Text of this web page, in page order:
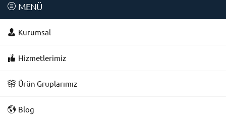
MENÜ
Kurumsal
Hizmetlerimiz
Ürün Gruplarımız
Blog